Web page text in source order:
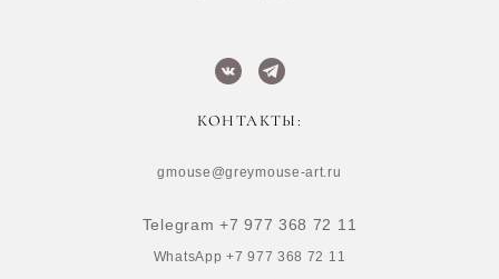
КОНТАКТЫ:
gmouse@greymouse-art.ru
Telegram +7 977 368 72 11
WhatsApp +7 977 368 72 11